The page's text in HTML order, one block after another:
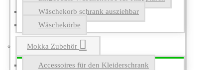
Wäschekorb schrank ausziehbar
Wäschekörbe
Mokka Zubehör
Accessoires für den Kleiderschrank